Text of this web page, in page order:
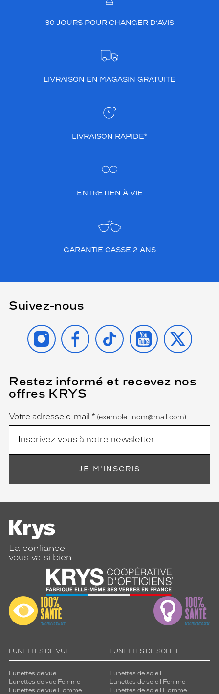
30 JOURS POUR CHANGER D’AVIS
LIVRAISON EN MAGASIN GRATUITE
LIVRAISON RAPIDE*
ENTRETIEN À VIE
GARANTIE CASSE 2 ANS
Suivez-nous
INSTAGRAMFACEBOOK
TIKTOK YOUTUBE
X
Restez informé et recevez nos
offres KRYS
Name
Votre adresse e-mail *
(Ce
champ
est
obligatoire)
(exemple : nom@mail.com)
JE M'INSCRIS
La confiance
vous va si bien
LUNETTES DE VUE
Lunettes de vue
Lunettes de vue Femme
Lunettes de vue Homme
LUNETTES DE SOLEIL
Lunettes de soleil
Lunettes de soleil Femme
Lunettes de soleil Homme